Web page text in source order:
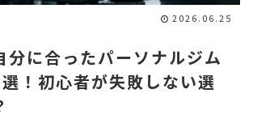
分に合ったパーソナルジム
！初心者が失敗しない選
2026.06.25